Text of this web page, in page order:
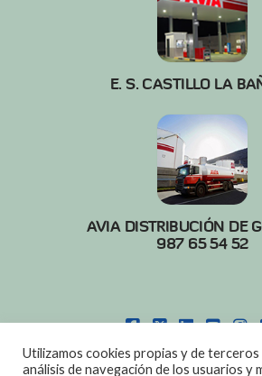
E. S. CASTILLO LA
AVIA DISTRIBUCIÓN DE
987 65 54 52
POLITICA DE COOKIES|AVISO
Utilizamos cookies propias y de terceros
análisis de navegación de los usuarios y